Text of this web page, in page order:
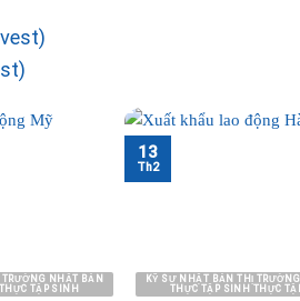
NHẬT BẢN
TẬP SINH
KỸ SƯ NHẬT BẢN THỊ
THỰC TẬP SINH THỰC
13
Th2